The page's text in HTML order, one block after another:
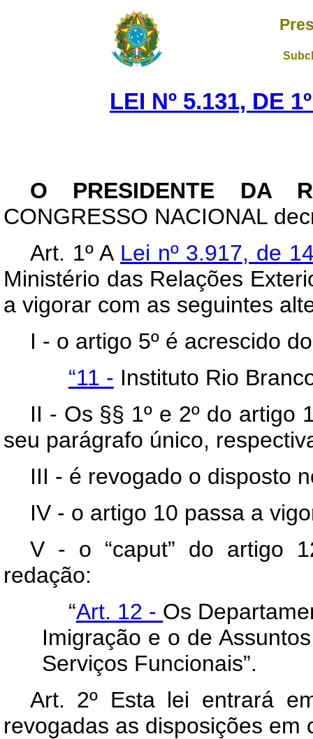
LEI Nº 5.131, DE
O PRESIDENTE DA
CONGRESSO NACIONAL
Art. 1º A Lei nº 3.917, de
Ministério das Relações
a vigorar com as seguintes
I - o artigo 5º é acrescido
“11 - Instituto Rio
II - Os §§ 1º e 2º do
seu parágrafo único,
III - é revogado o disposto
IV - o artigo 10 passa a
V - o “caput” do artigo
redação:
“Art. 12 - Os
Imigração e o de
Serviços Funcionais”.
Art. 2º Esta lei entrará
revogadas as disposições em